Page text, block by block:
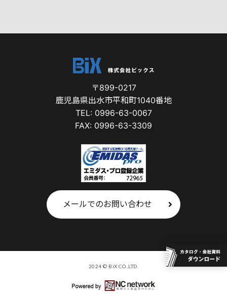
〒899-0217
鹿児島県出水市平和町1040番地
TEL: 0996-63-0067
FAX: 0996-63-3309
メールでのお問い合わせ
2024 © BiX CO.,LTD.